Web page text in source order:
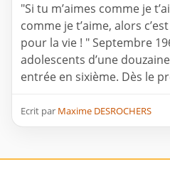
"Si tu m’aimes comme je
comme je t’aime, alors
pour la vie ! " Septembre
adolescents d’une
entrée en sixième. Dès le
Ecrit par Maxime DESROCHERS